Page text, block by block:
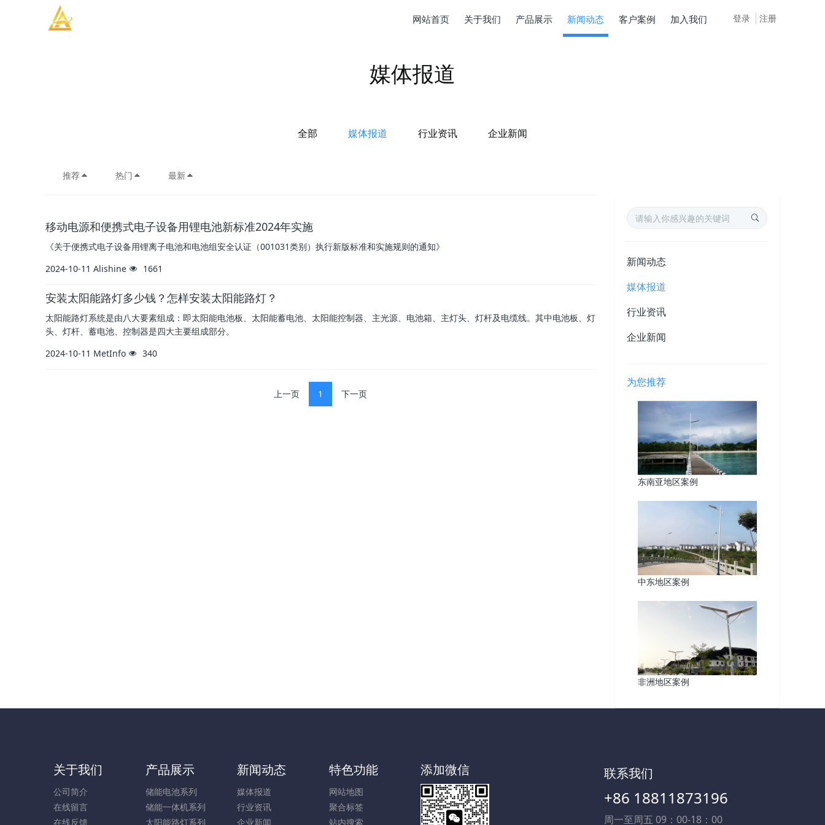
登录 注册
网站首页 关于我们 产品展示 新闻动态 客户案例 加入我们
媒体报道
全部 媒体报道 行业资讯 企业新闻
推荐 热门 最新
移动电源和便携式电子设备用锂电池新标准2024年实施
《关于便携式电子设备用锂离子电池和电池组安全认证（001031类别）执行新版标准和实施规则的通知》
2024-10-11 Alishine 1661
安装太阳能路灯多少钱？怎样安装太阳能路灯？
太阳能路灯系统是由八大要素组成：即太阳能电池板、太阳能蓄电池、太阳能控制器、主光源、电池箱、主灯头、灯杆及电缆线。其中电池板、灯
头、灯杆、蓄电池、控制器是四大主要组成部分。
2024-10-11 MetInfo 340
上一页 1 下一页
新闻动态
媒体报道
行业资讯
企业新闻
为您推荐
东南亚地区案例
中东地区案例
非洲地区案例
关于我们
公司简介
在线留言
在线反馈
产品展示
储能电池系列
储能一体机系列
太阳能路灯系列
新闻动态
媒体报道
行业资讯
企业新闻
特色功能
网站地图
聚合标签
站内搜索
添加微信 联系我们
+86 18811873196
周一至周五 09：00-18：00